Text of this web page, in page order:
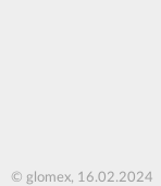
© glomex, 16.02.2024